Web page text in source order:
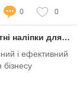
0 0
Як обрати ідеальні магнітні наліпки для вашого бізнесу?
і ефективний